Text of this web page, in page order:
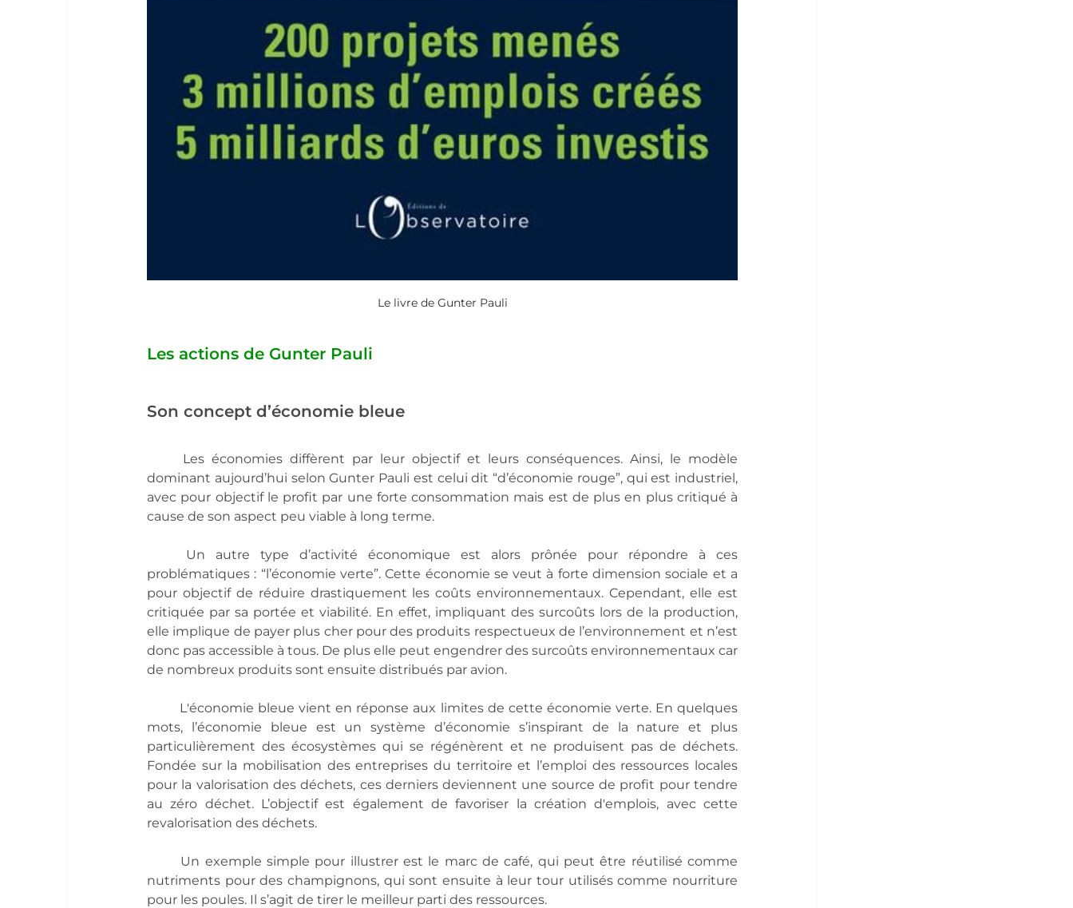
Le livre de Gunter Pauli
Les actions de Gunter Pauli
Son concept d’économie bleue
dominant aujourd’hui selon Gunter Pauli est celui dit “d’économie rouge”, qui est industriel,
avec pour objectif le profit par une forte consommation mais est de plus en plus critiqué à
cause de son aspect peu viable à long terme.
Un autre type d’activité économique est alors prônée pour répondre à ces
problématiques : “l’économie verte”. Cette économie se veut à forte dimension sociale et a
pour objectif de réduire drastiquement les coûts environnementaux. Cependant, elle est
critiquée par sa portée et viabilité. En effet, impliquant des surcoûts lors de la production,
elle implique de payer plus cher pour des produits respectueux de l’environnement et n’est
donc pas accessible à tous. De plus elle peut engendrer des surcoûts environnementaux car
de nombreux produits sont ensuite distribués par avion.
L'économie bleue vient en réponse aux limites de cette économie verte. En quelques
mots, l’économie bleue est un système d’économie s’inspirant de la nature et plus
particulièrement des écosystèmes qui se régénèrent et ne produisent pas de déchets.
Fondée sur la mobilisation des entreprises du territoire et l’emploi des ressources locales
pour la valorisation des déchets, ces derniers deviennent une source de profit pour tendre
au zéro déchet. L’objectif est également de favoriser la création d'emplois, avec cette
revalorisation des déchets.
Un exemple simple pour illustrer est le marc de café, qui peut être réutilisé comme
nutriments pour des champignons, qui sont ensuite à leur tour utilisés comme nourriture
pour les poules. Il s’agit de tirer le meilleur parti des ressources.